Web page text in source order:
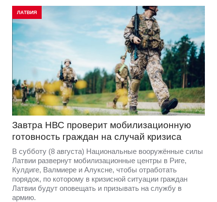
ЛАТВИЯ
Завтра НВС проверит мобилизационную
готовность граждан на случай кризиса
В субботу (8 августа) Национальные вооружённые силы
Латвии развернут мобилизационные центры в Риге,
Кулдиге, Валмиере и Алуксне, чтобы отработать
порядок, по которому в кризисной ситуации граждан
Латвии будут оповещать и призывать на службу в
армию.